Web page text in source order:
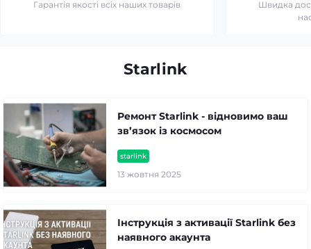
Гарантія якості всіх наших товарів
Швидка
Starlink
starlink
13 жовтня 2025
Ремонт Starlink - відновимо ваш
зв’язок із космосом
Інструкція з активації Starlink без
наявного акаунта